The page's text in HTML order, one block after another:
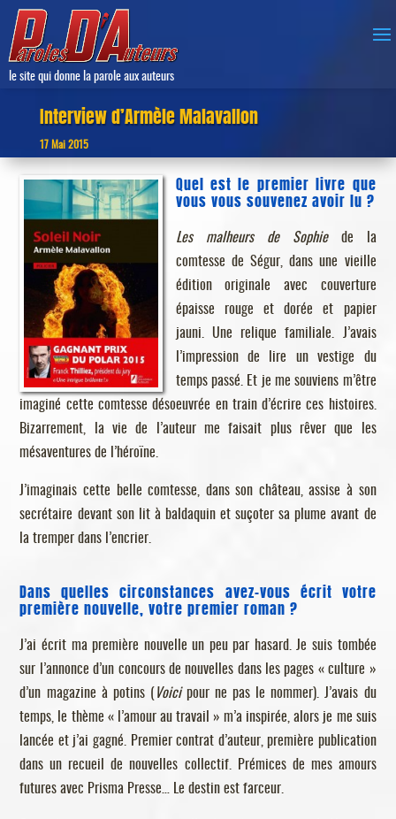
le site qui donne la parole aux auteurs
Interview d’Armèle Malavallon
17 Mai 2015
Quel est le premier livre que
vous vous souvenez avoir lu ?
Les malheurs de Sophiede la
comtesse de Ségur, dans une vieille
édition originale avec couverture
épaisse rouge et dorée et papier
jauni. Une relique familiale. J’avais
l’impression de lire un vestige du
temps passé. Et je me souviens m’être
imaginé cette comtesse désoeuvrée en train d’écrire ces histoires.
Bizarrement, la vie de l’auteur me faisait plus rêver que les
mésaventures de l’héroïne.
J’imaginais cette belle comtesse, dans son château, assise à son
secrétaire devant son lit à baldaquin et suçoter sa plume avant de
la tremper dans l’encrier.
Dans quelles circonstances avez-vous écrit votre
première nouvelle, votre premier roman ?
J’ai écrit ma première nouvelle un peu par hasard. Je suis tombée
sur l’annonce d’un concours de nouvelles dans les pages « culture »
d’un magazine à potins ( Voicipour ne pas le nommer). J’avais du
temps, le thème « l’amour au travail » m’a inspirée, alors je me suis
lancée et j’ai gagné. Premier contrat d’auteur, première publication
dans un recueil de nouvelles collectif. Prémices de mes amours
futures avec Prisma Presse… Le destin est farceur.